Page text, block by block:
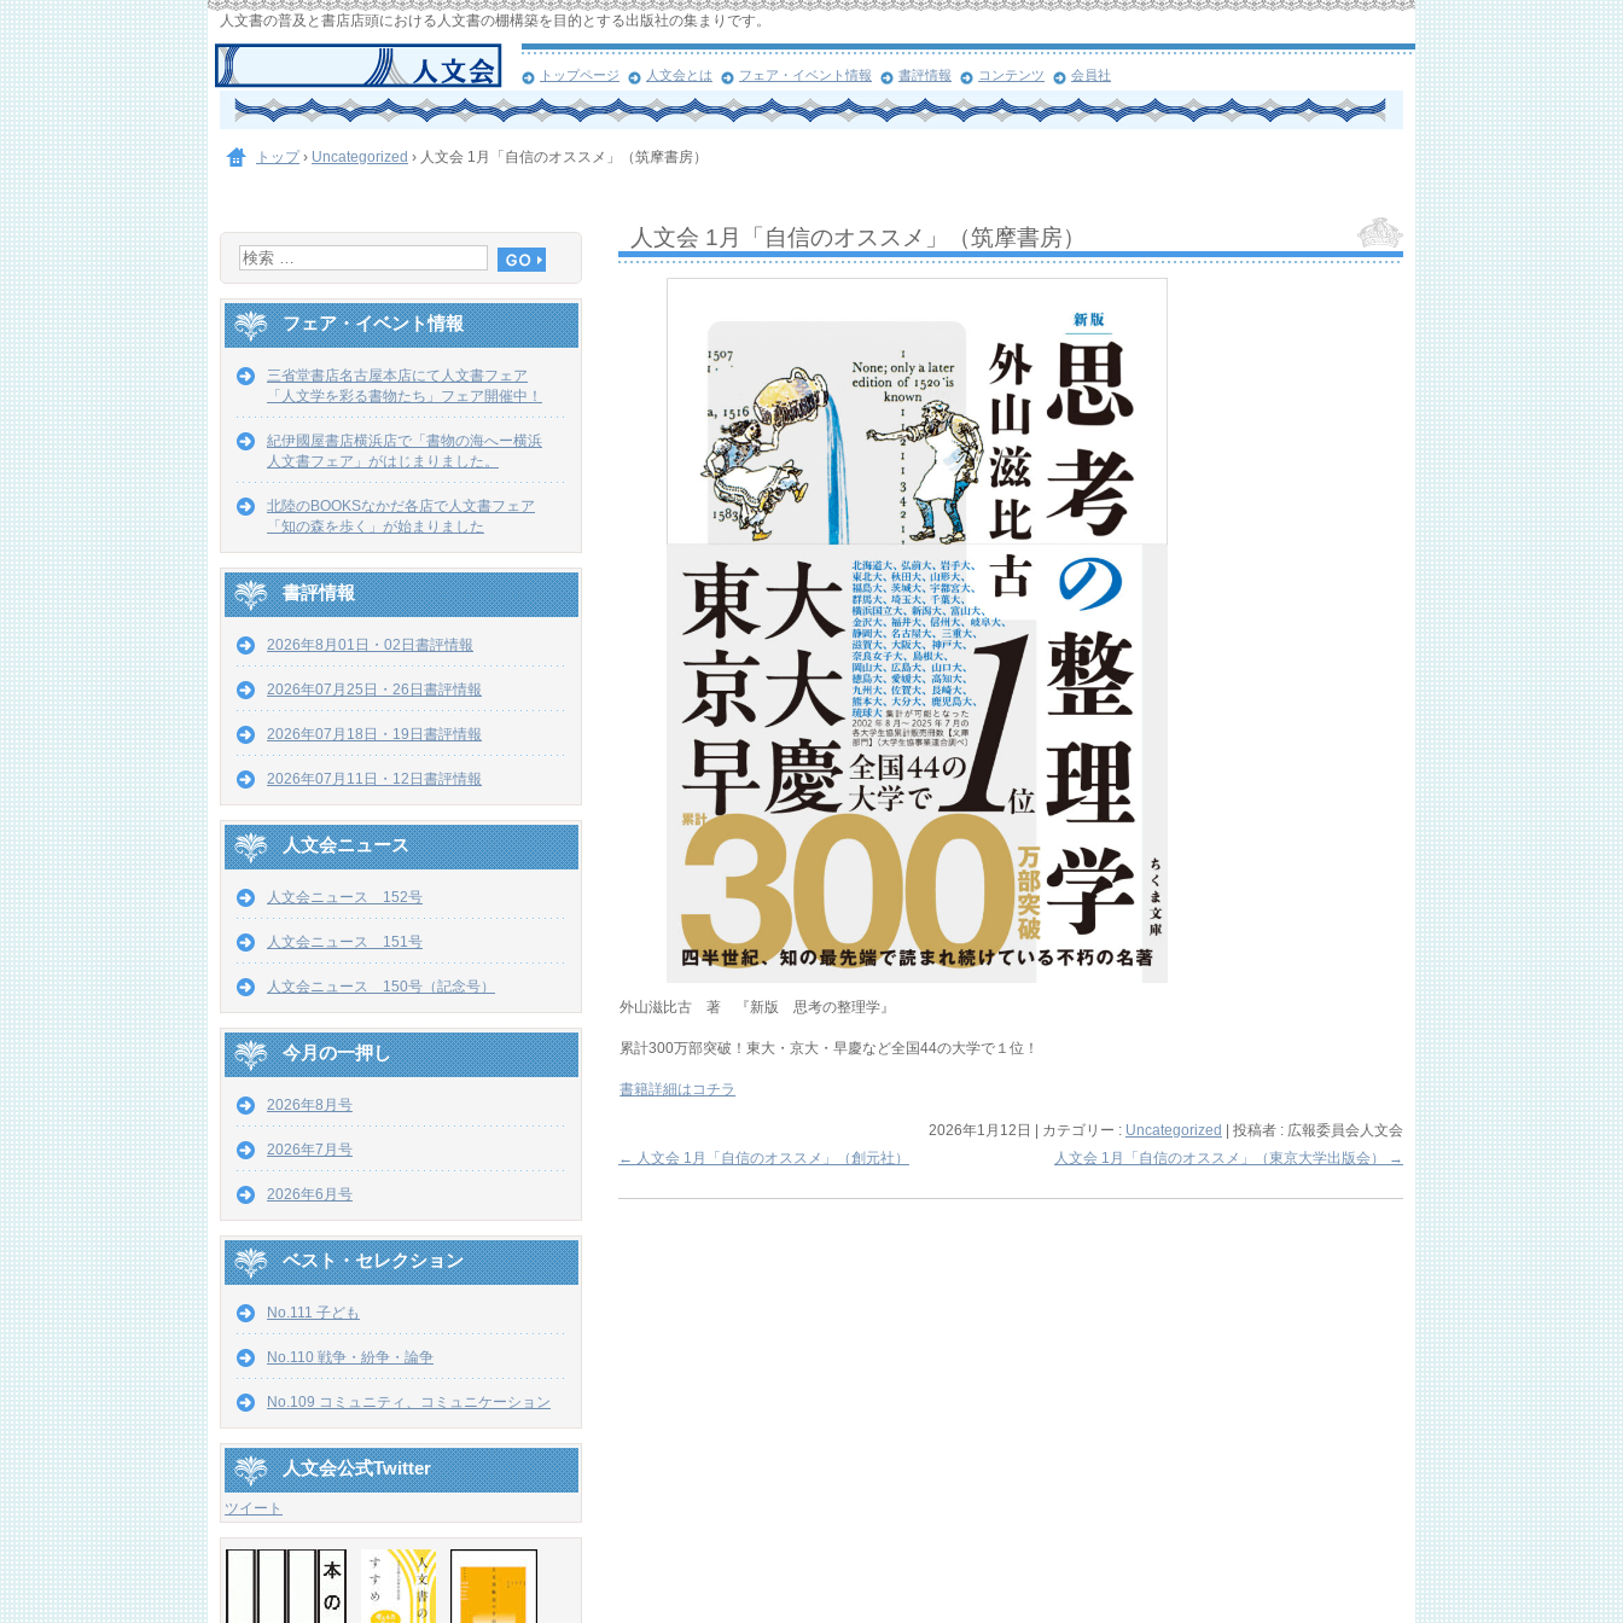
人文書の普及と書店店頭における人文書の棚構築を目的とする出版社の集まりです。
トップページ 人文会とは フェア・イベント情報 書評情報 コンテンツ 会員社
トップ › Uncategorized › 人文会 1月「自信のオススメ」（筑摩書房）
人文会 1月「自信のオススメ」（筑摩書房）
外山滋比古 著 『新版 思考の整理学』
累計300万部突破！東大・京大・早慶など全国44の大学で１位！
書籍詳細はコチラ
2026年1月12日 | カテゴリー : Uncategorized | 投稿者 : 広報委員会人文会
← 人文会 1月「自信のオススメ」（創元社） 人文会 1月「自信のオススメ」（東京大学出版会） →
フェア・イベント情報
三省堂書店名古屋本店にて人文書フェア
「人文学を彩る書物たち」フェア開催中！
紀伊國屋書店横浜店で「書物の海へー横浜
人文書フェア」がはじまりました。
北陸のBOOKSなかだ各店で人文書フェア
「知の森を歩く」が始まりました
書評情報
2026年8月01日・02日書評情報
2026年07月25日・26日書評情報
2026年07月18日・19日書評情報
2026年07月11日・12日書評情報
人文会ニュース
人文会ニュース 152号
人文会ニュース 151号
人文会ニュース 150号（記念号）
今月の一押し
2026年8月号
2026年7月号
2026年6月号
ベスト・セレクション
No.111 子ども
No.110 戦争・紛争・論争
No.109 コミュニティ、コミュニケーション
人文会公式Twitter
ツイート